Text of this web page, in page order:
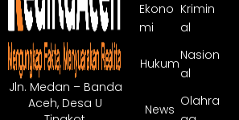
Jln. Medan – Banda
Aceh, Desa U
Ekono
mi
Krimin
al
Hukum
Nasion
al
News
Olahra